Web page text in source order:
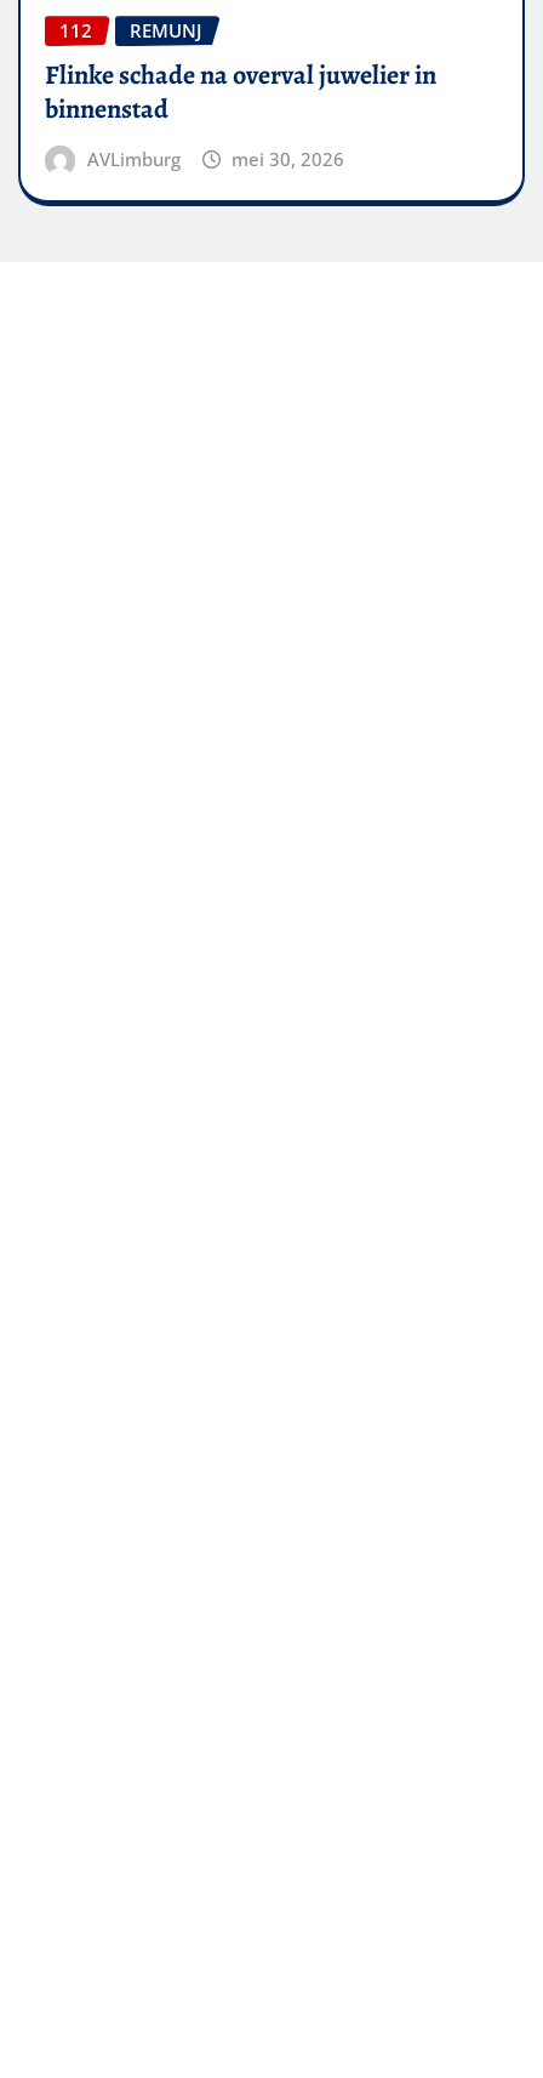
112 REMUNJ
Flinke schade na overval juwelier in
binnenstad
AVLimburg mei 30, 2026